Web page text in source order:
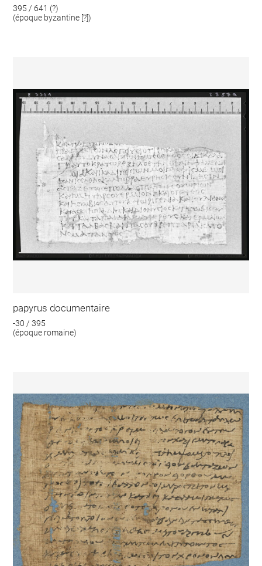
395 / 641 (?)
(époque byzantine [?])
papyrus documentaire
-30 / 395
(époque romaine)